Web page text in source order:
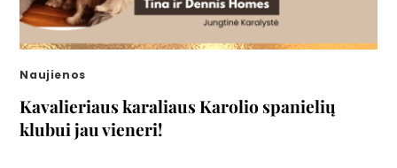
Naujienos
Kavalieriaus karaliaus Karolio spanielių
klubui jau vieneri!